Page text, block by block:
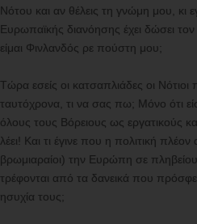
Νότου και αν θέλεις τη γνώμη μου, κι
Ευρωπαϊκής διανόησης έχει δώσει
είμαι Φινλανδός ρε πούστη μου;
Τώρα εσείς οι κατσαπλιάδες οι Νότιοι
ταυτόχρονα, τι να σας πω; Μόνο ότι
όλους τους Βόρειους ως εργατικούς
λέει! Και τι έγινε που η πολιτική
βρωμιαραίοι) την Ευρώπη σε
τρέφονται από τα δανεικά που
ησυχία τους;